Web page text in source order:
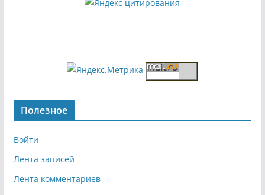
Полезное
Войти
Лента записей
Лента комментариев